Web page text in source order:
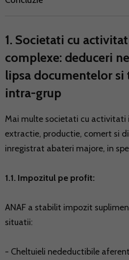
1. Societati cu
complexe: deduceri
lipsa documentelor si
intra-grup
Mai multe societati cu activitati
extractie, productie, comert si
inregistrat abateri majore, in
1.1. Impozitul pe profit:
ANAF a stabilit impozit
situatii:
- Cheltuieli nedeductibile